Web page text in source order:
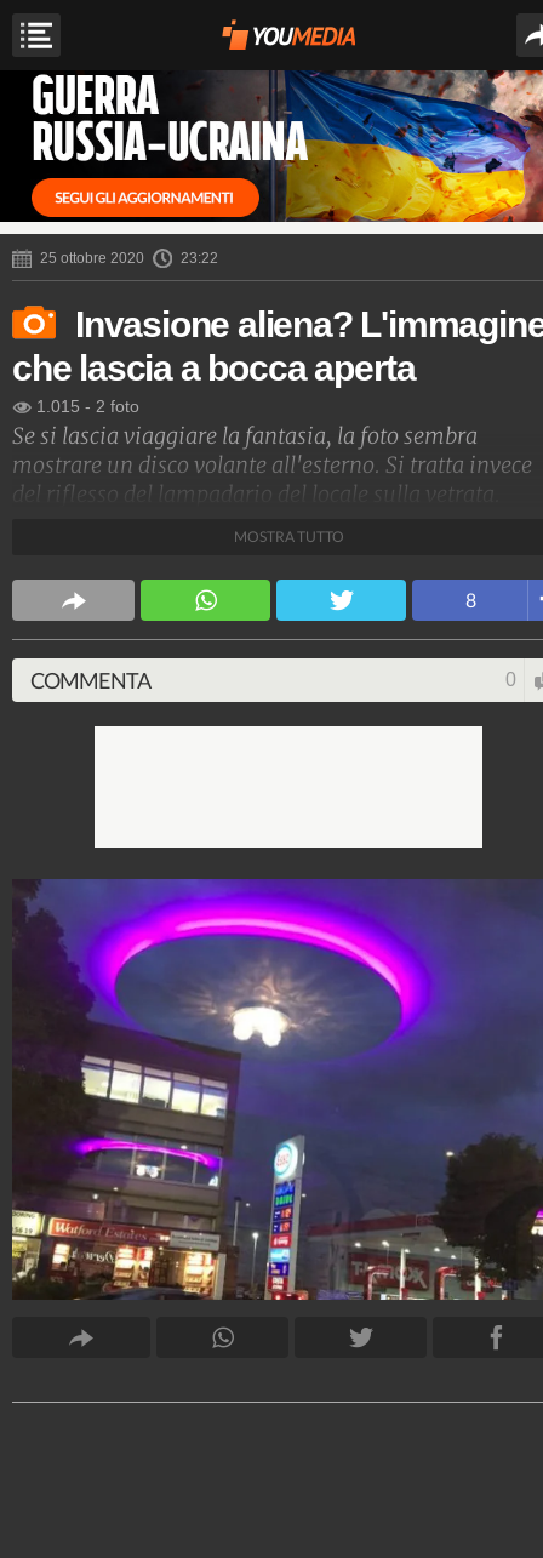
25 ottobre 2020 23:22
Invasione aliena?
che lascia a bocca aperta
1.015 - 2 foto
Se si lascia viaggiare la fantasia, la foto sembra
mostrare un disco volante all'esterno. Si tratta invece
del riflesso del lampadario del locale sulla vetrata.
MOSTRA TUTTO
8
COMMENTA 0